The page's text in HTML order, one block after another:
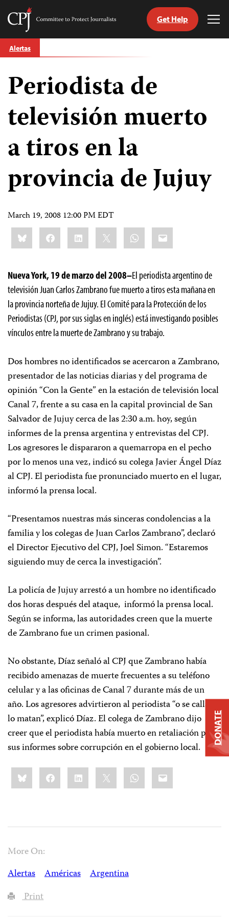
Skip
to
Committee
Journalists
Get Help
Alertas
Periodista de
televisión muerto
a tiros en la
provincia de Jujuy
March 19, 2008 12:00 PM EDT
Share
this:BlueskyFacebookLinkedIn WhatsApp
Email
Nueva York, 19 de marzo del 2008–El periodista argentino de
televisión Juan Carlos Zambrano fue muerto a tiros esta mañana en
la provincia norteña de Jujuy. El Comité para la Protección de los
Periodistas (CPJ, por sus siglas en inglés) está investigando posibles
vínculos entre la muerte de Zambrano y su trabajo.
Dos hombres no identificados se acercaron a Zambrano,
presentador de las noticias diarias y del programa de
opinión “Con la Gente” en la estación de televisión local
Canal 7, frente a su casa en la capital provincial de San
Salvador de Jujuy cerca de las 2:30 a.m. hoy, según
informes de la prensa argentina y entrevistas del CPJ.
Los agresores le dispararon a quemarropa en el pecho
por lo menos una vez, indicó su colega Javier Ángel Díaz
al CPJ. El periodista fue pronunciado muerto en el lugar,
informó la prensa local.
“Presentamos nuestras más sinceras condolencias a la
familia y los colegas de Juan Carlos Zambrano”, declaró
el Director Ejecutivo del CPJ, Joel Simon. “Estaremos
siguiendo muy de cerca la investigación”.
La policía de Jujuy arrestó a un hombre no identificado
dos horas después del ataque, informó la prensa local.
Según se informa, las autoridades creen que la muerte
de Zambrano fue un crimen pasional.
No obstante, Díaz señaló al CPJ que Zambrano había
recibido amenazas de muerte frecuentes a su teléfono
celular y a las oficinas de Canal 7 durante más de un
año. Los agresores advirtieron al periodista “o se calla o
lo matan”, explicó Díaz. El colega de Zambrano dijo
creer que el periodista había muerto en retaliación por
sus informes sobre corrupción en el gobierno local.
Share
this:BlueskyFacebookLinkedIn WhatsApp
Email
More On:
Alertas
Américas
Argentina
Print
DONATE